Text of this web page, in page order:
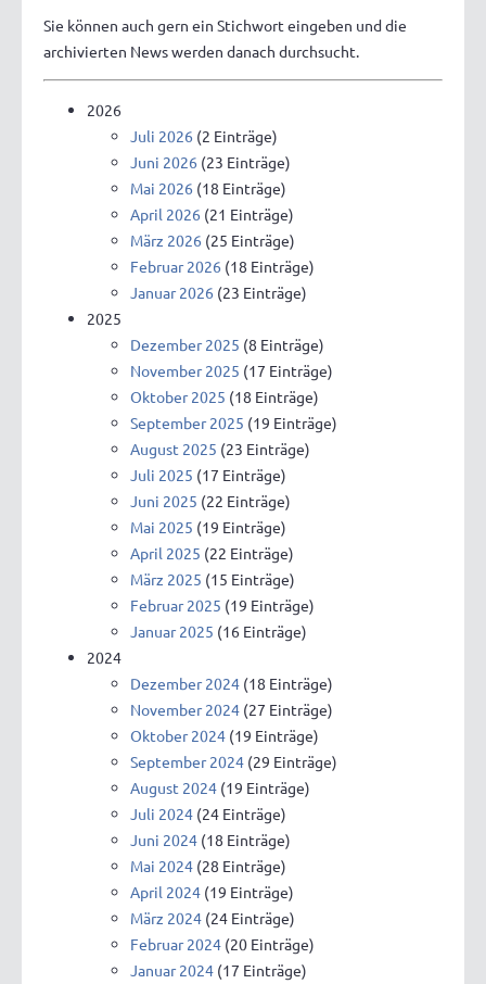
Sie können auch gern ein Stichwort eingeben und die
archivierten News werden danach durchsucht.
2026
Juli 2026 (2 Einträge)
Juni 2026 (23 Einträge)
Mai 2026 (18 Einträge)
April 2026 (21 Einträge)
März 2026 (25 Einträge)
Februar 2026 (18 Einträge)
Januar 2026 (23 Einträge)
2025
Dezember 2025 (8 Einträge)
November 2025 (17 Einträge)
Oktober 2025 (18 Einträge)
September 2025 (19 Einträge)
August 2025 (23 Einträge)
Juli 2025 (17 Einträge)
Juni 2025 (22 Einträge)
Mai 2025 (19 Einträge)
April 2025 (22 Einträge)
März 2025 (15 Einträge)
Februar 2025 (19 Einträge)
Januar 2025 (16 Einträge)
2024
Dezember 2024 (18 Einträge)
November 2024 (27 Einträge)
Oktober 2024 (19 Einträge)
September 2024 (29 Einträge)
August 2024 (19 Einträge)
Juli 2024 (24 Einträge)
Juni 2024 (18 Einträge)
Mai 2024 (28 Einträge)
April 2024 (19 Einträge)
März 2024 (24 Einträge)
Februar 2024 (20 Einträge)
Januar 2024 (17 Einträge)